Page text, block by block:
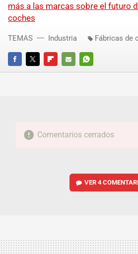
más a las marcas sobre el futuro
coches
FACEBOOKTWITTERFLIPBOARD
E-
WHATSAPP
TEMAS Industria Fábricas de
Comentarios cerrados
VER4